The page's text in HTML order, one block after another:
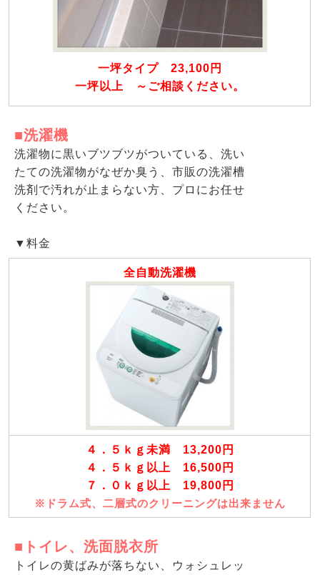
一坪タイプ 23,100円
一坪以上 ～ご相談ください。
■洗濯機
洗濯物に黒いブツブツがついている、洗い
たての洗濯物がなぜか臭う、市販の洗濯槽
洗剤で汚れが止まらない方、プロにお任せ
ください。
▼料金
全自動洗濯機
４．５ｋｇ未満 13,200円
４．５ｋｇ以上 16,500円
７．０ｋｇ以上 19,800円
※ドラム式、二層式のクリーニングは出来ません
■トイレ、洗面脱衣所
トイレの黄ばみが落ちない、ウォシュレッ